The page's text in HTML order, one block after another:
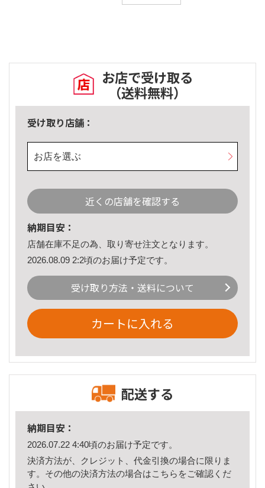
お店で受け取る
（送料無料）
受け取り店舗：
お店を選ぶ
近くの店舗を確認する
納期目安：
店舗在庫不足の為、取り寄せ注文となります。
2026.08.09 2:2頃のお届け予定です。
受け取り方法・送料について
カートに入れる
配送する
納期目安：
2026.07.22 4:40頃のお届け予定です。
決済方法が、クレジット、代金引換の場合に限りま
す。その他の決済方法の場合はこちら をご確認くだ